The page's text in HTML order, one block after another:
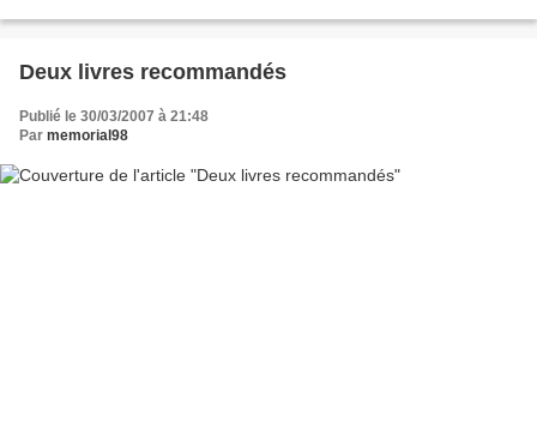
Deux livres recommandés
Publié le 30/03/2007 à 21:48
Par memorial98